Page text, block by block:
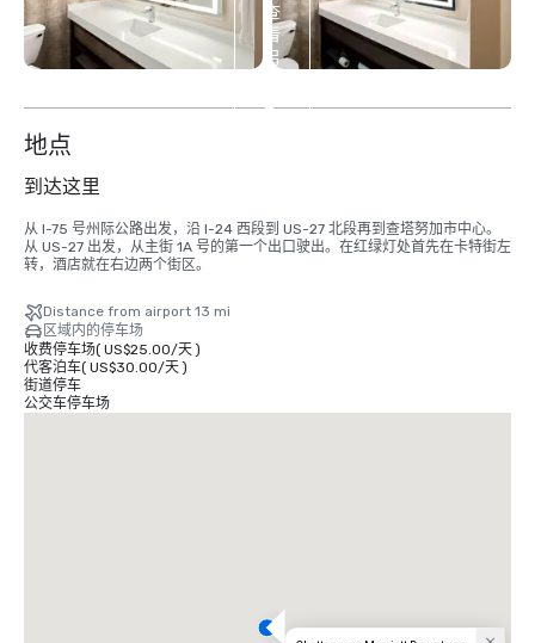
查
看
另
2
地点
到达这里
从 I-75 号州际公路出发，沿 I-24 西段到 US-27 北段再到查塔努加市中心。
从 US-27 出发，从主街 1A 号的第一个出口驶出。在红绿灯处首先在卡特街左
转，酒店就在右边两个街区。
Distance from airport 13 mi
区域内的停车场
收费停车场( US$25.00/天)
代客泊车( US$30.00/天)
街道停车
公交车停车场